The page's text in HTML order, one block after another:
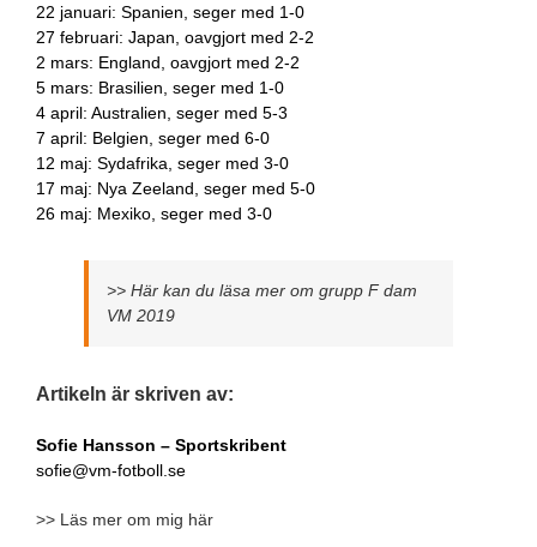
22 januari: Spanien, seger med 1-0
27 februari: Japan, oavgjort med 2-2
2 mars: England, oavgjort med 2-2
5 mars: Brasilien, seger med 1-0
4 april: Australien, seger med 5-3
7 april: Belgien, seger med 6-0
12 maj: Sydafrika, seger med 3-0
17 maj: Nya Zeeland, seger med 5-0
26 maj: Mexiko, seger med 3-0
>> Här kan du läsa mer om grupp F dam
VM 2019
Artikeln är skriven av:
Sofie Hansson – Sportskribent
sofie@vm-fotboll.se
>> Läs mer om mig här